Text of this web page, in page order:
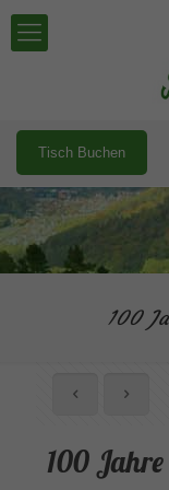
Tisch Buchen
100
100 Jahre